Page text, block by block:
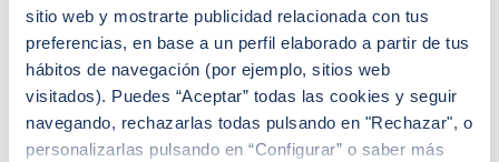
sitio web y mostrarte publicidad relacionada con tus
preferencias, en base a un perfil elaborado a partir de tus
hábitos de navegación (por ejemplo, sitios web
visitados). Puedes “Aceptar” todas las cookies y seguir
navegando, rechazarlas todas pulsando en "Rechazar", o
personalizarlas pulsando en “Configurar” o saber más
Sandra Escudero Ruiz
¿Buscas hipoteca?